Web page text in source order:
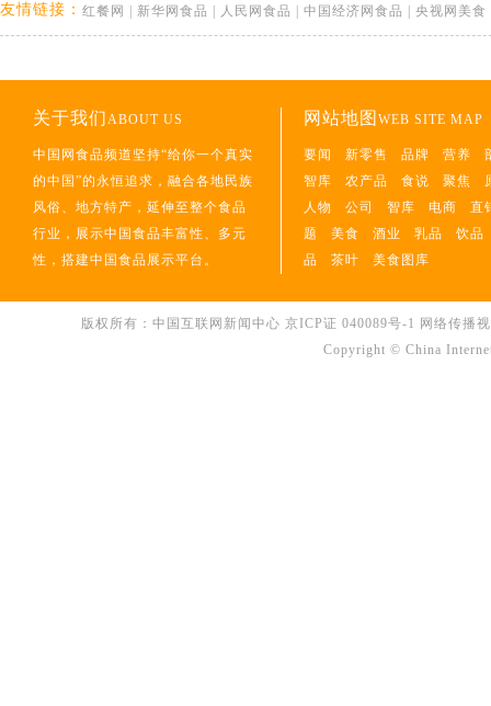
友情链接： 红餐网 新华网食品 人民网食品 中国经济网食品 央视网美食
关于我们ABOUT US
中国网食品频道坚持“给你一个真实
的中国”的永恒追求，融合各地民族
风俗、地方特产，延伸至整个食品
行业，展示中国食品丰富性、多元
性，搭建中国食品展示平台。
网站地图 WEB SITE MAP
要闻 新零售 品牌 营养
智库
农产品 食说 聚焦
人物
公司 智库 电商
直
题
美食 酒业 乳品
饮品
品
茶叶 美食图库
版权所有：中国互联网新闻中心 京ICP证 040089号-1 网络传播
Copyright © China